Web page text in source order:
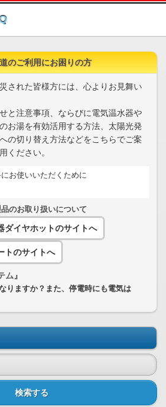
このページの本文へ
のご利用にお困りの方
された皆様方には、心よりお見舞い
と注意事項、ならびに電気温水器や
お湯を有効活用する方法、太陽光発
の切り替え方法などをこちらでご案
ください。
お使いいただくために
のお取り扱いについて
ム』
りますか？また、停電時にも電気は
検索する